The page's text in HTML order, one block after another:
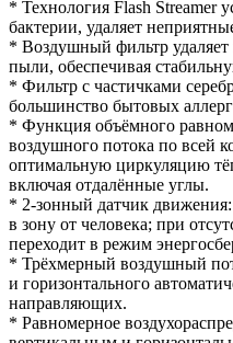
* Технология Flash Streamer
бактерии, удаляет
* Воздушный фильтр
пыли, обеспечивая
* Фильтр с частичками
большинство бытовых
* Функция объёмного
воздушного потока по всей
оптимальную циркуляцию
включая отдалённые углы.
* 2-зонный датчик
в зону от человека; при
переходит в режим
* Трёхмерный воздушный
и горизонтального
направляющих.
* Равномерное